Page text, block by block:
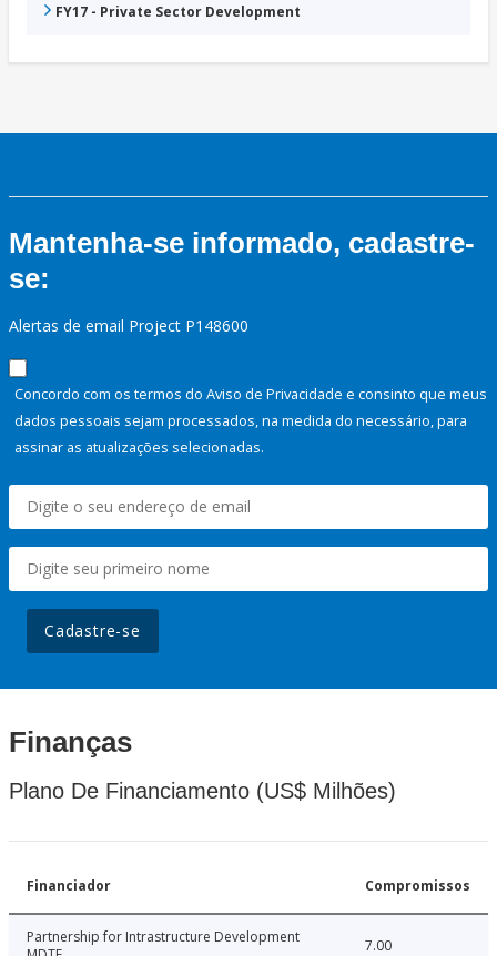
FY17 - Private Sector Development
Mantenha-se informado, cadastre-
se:
Alertas de email Project P148600
Concordo com os termos do Aviso de Privacidade e consinto que meus
dados pessoais sejam processados, na medida do necessário, para
assinar as atualizações selecionadas.
Cadastre-se
Finanças
Plano De Financiamento (US$ Milhões)
Financiador Compromissos
Partnership for Intrastructure Development
7.00